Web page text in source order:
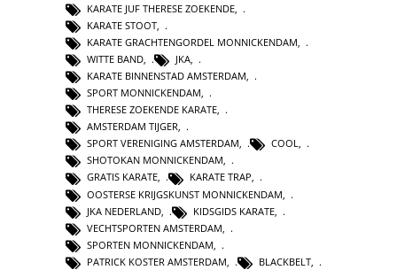
KARATE JUF THERESE ZOEKENDE
KARATE STOOT
KARATE GRACHTENGORDEL MONNICKENDAM
WITTE BAND, JKA,
KARATE BINNENSTAD AMSTERDAM,
SPORT MONNICKENDAM,
THERESE ZOEKENDE KARATE,
AMSTERDAM TIJGER,
SPORT VERENIGING AMSTERDAM, COOL,
SHOTOKAN MONNICKENDAM,
GRATIS KARATE, KARATE TRAP,
OOSTERSE KRIJGSKUNST MONNICKENDAM
JKA NEDERLAND
KIDSGIDS KARATE
VECHTSPORTEN AMSTERDAM
SPORTEN MONNICKENDAM
PATRICK KOSTER AMSTERDAM
BLACKBELT